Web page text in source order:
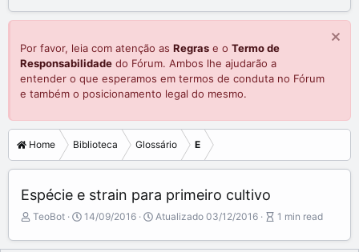
Por favor, leia com atenção as Regras e o Termo de
Responsabilidade do Fórum. Ambos lhe ajudarão a
entender o que esperamos em termos de conduta no Fórum
e também o posicionamento legal do mesmo.
Home Biblioteca Glossário E
Espécie e strain para primeiro cultivo
A
t
TeoBot
P
b
14/09/2016 Atualizado 03/12/2016
A
t
1 min read